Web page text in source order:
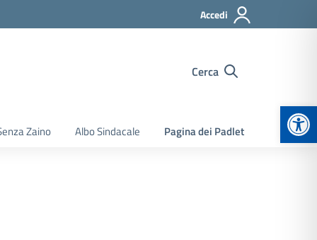
Accedi
Cerca
Zaino Albo Sindacale Pagina dei Padlet